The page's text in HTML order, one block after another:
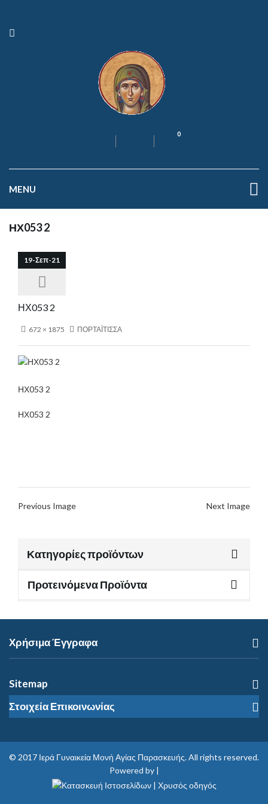
0
MENU
ΗΧ053 2
19-Σεπ-21
ΗΧ053 2
672 × 1875 ΠΟΡΤΑΪΤΙΣΣΑ
ΗΧ053 2
ΗΧ053 2
Previous Image Next Image
Κατηγορίες προϊόντων
Προτεινόμενα Προϊόντα
Χρήσιμα Έγγραφα
Sitemap
Στοιχεία Επικοινωνίας
© 2017 Ιερά Γυναικεία Μονή Αγίας Παρασκευής. All rights reserved.
Powered by |